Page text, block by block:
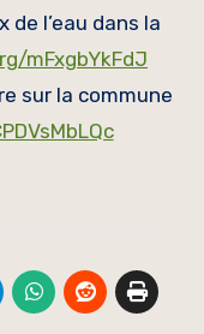
mFxgbYkFdJ
sur la commune